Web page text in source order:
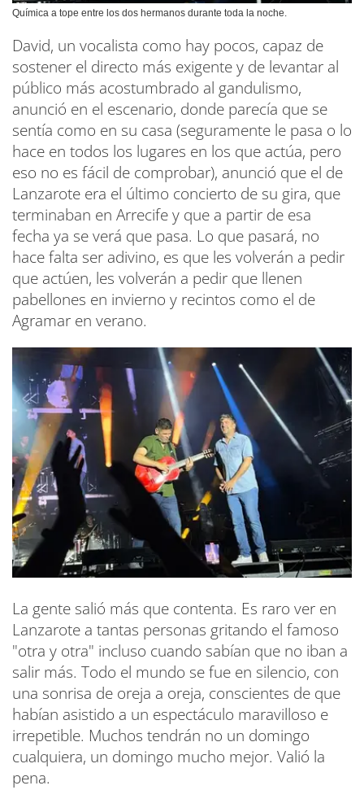
Química a tope entre los dos hermanos durante toda la noche.
David, un vocalista como hay pocos, capaz de
sostener el directo más exigente y de levantar al
público más acostumbrado al gandulismo,
anunció en el escenario, donde parecía que se
sentía como en su casa (seguramente le pasa o lo
hace en todos los lugares en los que actúa, pero
eso no es fácil de comprobar), anunció que el de
Lanzarote era el último concierto de su gira, que
terminaban en Arrecife y que a partir de esa
fecha ya se verá que pasa. Lo que pasará, no
hace falta ser adivino, es que les volverán a pedir
que actúen, les volverán a pedir que llenen
pabellones en invierno y recintos como el de
Agramar en verano.
La gente salió más que contenta. Es raro ver en
Lanzarote a tantas personas gritando el famoso
"otra y otra" incluso cuando sabían que no iban a
salir más. Todo el mundo se fue en silencio, con
una sonrisa de oreja a oreja, conscientes de que
habían asistido a un espectáculo maravilloso e
irrepetible. Muchos tendrán no un domingo
cualquiera, un domingo mucho mejor. Valió la
pena.